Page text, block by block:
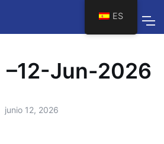
Jun-2026
junio 12, 2026
ES